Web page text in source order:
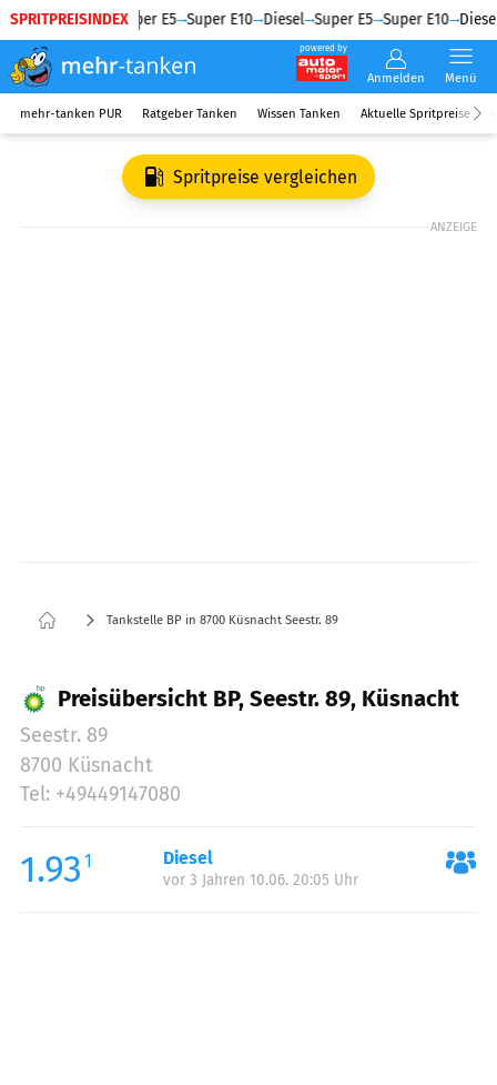
SPRITPREISINDEX
Diesel Super E5 Super E10 Diesel Super E5 Super E10 Diesel
powered by
Anmelden Menü
mehr-tanken PUR Ratgeber Tanken Wissen Tanken Aktuelle Spritpreise
Spritpreise vergleichen
ANZEIGE
Tankstelle BP in 8700 Küsnacht Seestr. 89
Preisübersicht BP, Seestr. 89, Küsnacht
Seestr. 89
8700 Küsnacht
Tel: +49449147080
1.93 1 Diesel
vor 3 Jahren 10.06. 20:05 Uhr